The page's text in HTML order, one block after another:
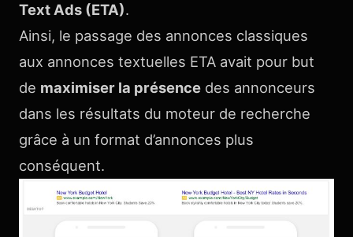
Text Ads (ETA).
Ainsi, le passage des annonces classiques
aux annonces textuelles ETA avait pour but
de maximiser la présence des annonceurs
dans les résultats du moteur de recherche
grâce à un format d’annonces plus
conséquent.